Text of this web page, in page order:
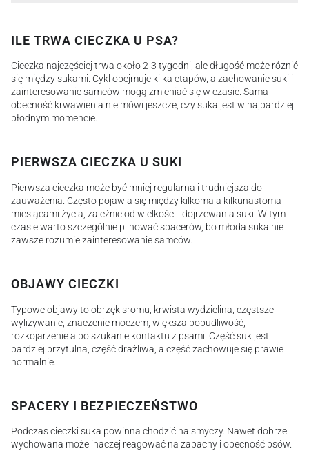
ILE TRWA CIECZKA U PSA?
Cieczka najczęściej trwa około 2-3 tygodni, ale długość może różnić
się między sukami. Cykl obejmuje kilka etapów, a zachowanie suki i
zainteresowanie samców mogą zmieniać się w czasie. Sama
obecność krwawienia nie mówi jeszcze, czy suka jest w najbardziej
płodnym momencie.
PIERWSZA CIECZKA U SUKI
Pierwsza cieczka może być mniej regularna i trudniejsza do
zauważenia. Często pojawia się między kilkoma a kilkunastoma
miesiącami życia, zależnie od wielkości i dojrzewania suki. W tym
czasie warto szczególnie pilnować spacerów, bo młoda suka nie
zawsze rozumie zainteresowanie samców.
OBJAWY CIECZKI
Typowe objawy to obrzęk sromu, krwista wydzielina, częstsze
wylizywanie, znaczenie moczem, większa pobudliwość,
rozkojarzenie albo szukanie kontaktu z psami. Część suk jest
bardziej przytulna, część drażliwa, a część zachowuje się prawie
normalnie.
SPACERY I BEZPIECZEŃSTWO
Podczas cieczki suka powinna chodzić na smyczy. Nawet dobrze
wychowana może inaczej reagować na zapachy i obecność psów.